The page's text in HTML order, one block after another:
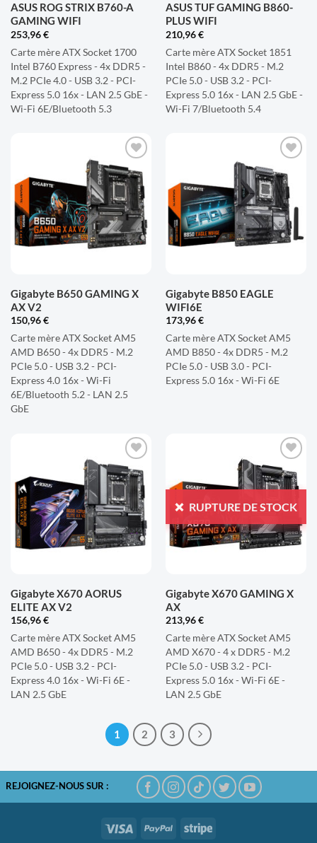
ASUS ROG STRIX B760-A
GAMING WIFI
253,96€
Carte mère ATX Socket 1700
Intel B760 Express - 4x DDR5 -
M.2 PCIe 4.0 - USB 3.2 - PCI-
Express 5.0 16x - LAN 2.5 GbE -
Wi-Fi 6E/Bluetooth 5.3
ASUS TUF GAMING B860-
PLUS WIFI
210,96€
Carte mère ATX Socket 1851
Intel B860 - 4x DDR5 - M.2
PCIe 5.0 - USB 3.2 - PCI-
Express 5.0 16x - LAN 2.5 GbE -
Wi-Fi 7/Bluetooth 5.4
AJOUTER
À LA
LISTE
D'ENVIES
Gigabyte B650 GAMING X
AX V2
150,96€
Carte mère ATX Socket AM5
AMD B650 - 4x DDR5 - M.2
PCIe 5.0 - USB 3.2 - PCI-
Express 4.0 16x - Wi-Fi
6E/Bluetooth 5.2 - LAN 2.5
GbE
AJOUTER
À LA
LISTE
D'ENVIES
Gigabyte B850 EAGLE
WIFI6E
173,96€
Carte mère ATX Socket AM5
AMD B850 - 4x DDR5 - M.2
PCIe 5.0 - USB 3.0 - PCI-
Express 5.0 16x - Wi-Fi 6E
AJOUTER
À LA
LISTE
D'ENVIES
Gigabyte X670 AORUS
ELITE AX V2
156,96€
Carte mère ATX Socket AM5
AMD B650 - 4x DDR5 - M.2
PCIe 5.0 - USB 3.2 - PCI-
Express 4.0 16x - Wi-Fi 6E -
LAN 2.5 GbE
AJOUTER
À LA
D'ENVIES
RUPTURE DE STOCK
Gigabyte X670 GAMING X
AX
213,96€
Carte mère ATX Socket AM5
AMD X670 - 4 x DDR5 - M.2
PCIe 5.0 - USB 3.2 - PCI-
Express 5.0 16x - Wi-Fi 6E -
LAN 2.5 GbE
1 2 3
REJOIGNEZ-NOUS SUR :
Visa PayPal Stripe